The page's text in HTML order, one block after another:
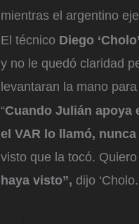
mientras el argentino
El técnico Diego
y no le quedó claridad
levantaran la mano
“Cuando Julián apoya
el VAR lo llamó,
visto que la tocó.
haya visto”, dijo ‘Cholo.